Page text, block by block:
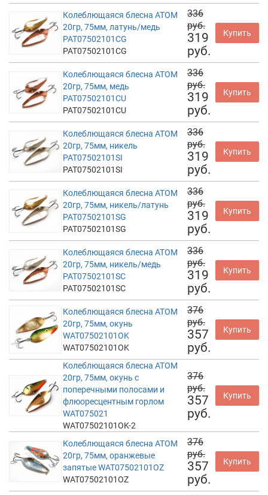
Колеблющаяся блесна АТОМ
20гр, 75мм, латунь/медь
PAT07502101CG
PAT07502101CG
336
руб.
319
руб.
Купить
Колеблющаяся блесна АТОМ
20гр, 75мм, медь
PAT07502101CU
PAT07502101CU
336
руб.
319
руб.
Купить
Колеблющаяся блесна АТОМ
20гр, 75мм, никель
PAT07502101SI
PAT07502101SI
336
руб.
319
руб.
Купить
Колеблющаяся блесна АТОМ
20гр, 75мм, никель/латунь
PAT07502101SG
PAT07502101SG
336
руб.
319
руб.
Купить
Колеблющаяся блесна АТОМ
20гр, 75мм, никель/медь
PAT07502101SC
PAT07502101SC
336
руб.
319
руб.
Купить
Колеблющаяся блесна АТОМ
20гр, 75мм, окунь
WAT07502101OK
WAT07502101OK
376
руб.
357
руб.
Купить
Колеблющаяся блесна АТОМ
20гр, 75мм, окунь с
поперечными полосами и
флюоресцентным горлом
WAT075021
WAT07502101OK-2
376
руб.
357
руб.
Купить
Колеблющаяся блесна АТОМ
20гр, 75мм, оранжевые
запятые WAT07502101OZ
WAT07502101OZ
376
руб.
357
руб.
Купить